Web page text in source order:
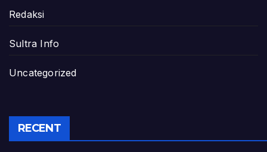
Redaksi
Sultra Info
Uncategorized
RECENT